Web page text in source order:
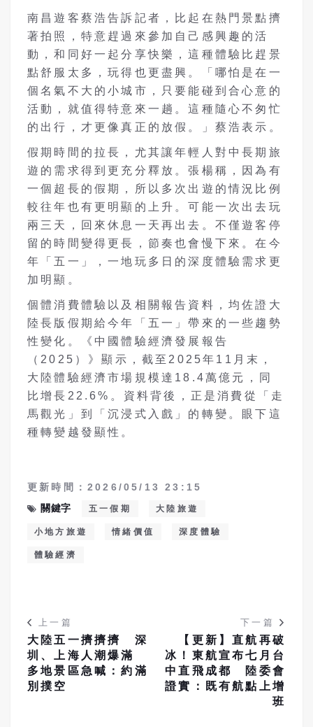
南昌遊客蔡浩告訴記者，比起在熱門景點擠
著拍照，特意趕過來參加自己感興趣的活
動，和同好一起分享快樂，這種體驗比趕景
點舒服太多，玩得也更盡興。「哪怕是在一
個名氣不大的小城市，只要能碰到合心意的
活動，就值得特意來一趟。這種隨心不匆忙
的出行，才更像真正的放假。」蔡浩表示。
假期時間的拉長，尤其讓年輕人對中長期旅
遊的需求得到更充分釋放。張楊稱，因為有
一個超長的假期，所以多次出遊的情況比例
較往年也有更明顯的上升。可能一次出去玩
兩三天，回來休息一天再出去。不僅遊客停
留的時間變得更長，節奏也會慢下來。在今
年「五一」，一地玩多日的深度體驗需求更
加明顯。
個體消費體驗以及相關報告資料，均佐證大
陸長版假期給今年「五一」帶來的一些趨勢
性變化。《中國體驗經濟發展報告
（2025）》顯示，截至2025年11月末，
大陸體驗經濟市場規模達18.4萬億元，同
比增長22.6%。資料背後，正是消費從「走
馬觀光」到「沉浸式入戲」的轉變。眼下這
種轉變越發顯性。
更新時間：2026/05/13 23:15
關鍵字
五一假期 大陸旅遊
小地方旅遊 情緒價值 深度體驗
體驗經濟
上一篇
大陸五一擠擠擠 深
圳、上海人潮爆滿
多地景區急喊：約滿
別撲空
下一篇
【更新】直航再破
冰！東航宣布七月台
中直飛成都 陸委會
證實：既有航點上增
班